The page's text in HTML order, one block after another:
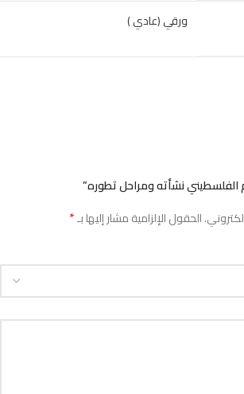
ورقي (عادي )
الفلسطيني نشأته ومراحل تطوره”
الحقول الإلزامية مشار إليها بـ*